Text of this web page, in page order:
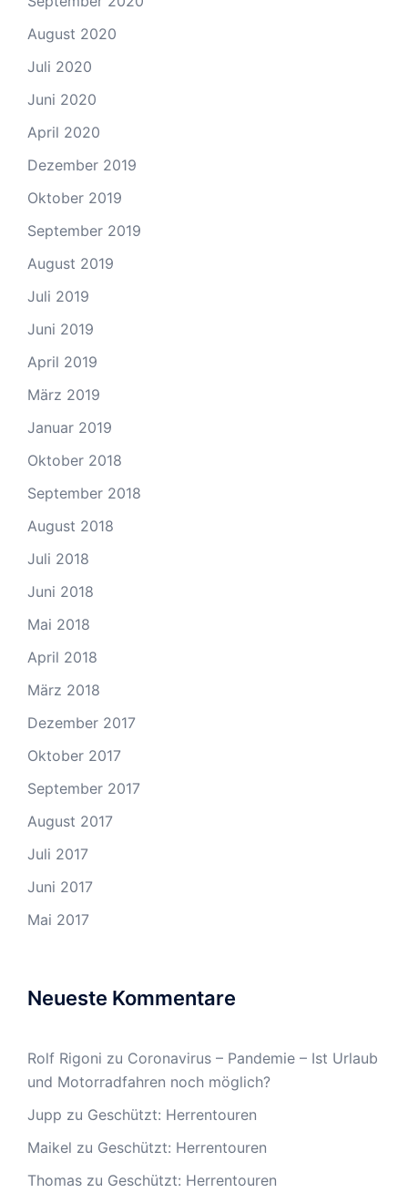
August 2020
Juli 2020
Juni 2020
April 2020
Dezember 2019
Oktober 2019
September 2019
August 2019
Juli 2019
Juni 2019
April 2019
März 2019
Januar 2019
Oktober 2018
September 2018
August 2018
Juli 2018
Juni 2018
Mai 2018
April 2018
März 2018
Dezember 2017
Oktober 2017
September 2017
August 2017
Juli 2017
Juni 2017
Mai 2017
Neueste Kommentare
Rolf Rigoni zu Coronavirus – Pandemie – Ist Urlaub
und Motorradfahren noch möglich?
Jupp zu Geschützt: Herrentouren
Maikel zu Geschützt: Herrentouren
Thomas zu Geschützt: Herrentouren